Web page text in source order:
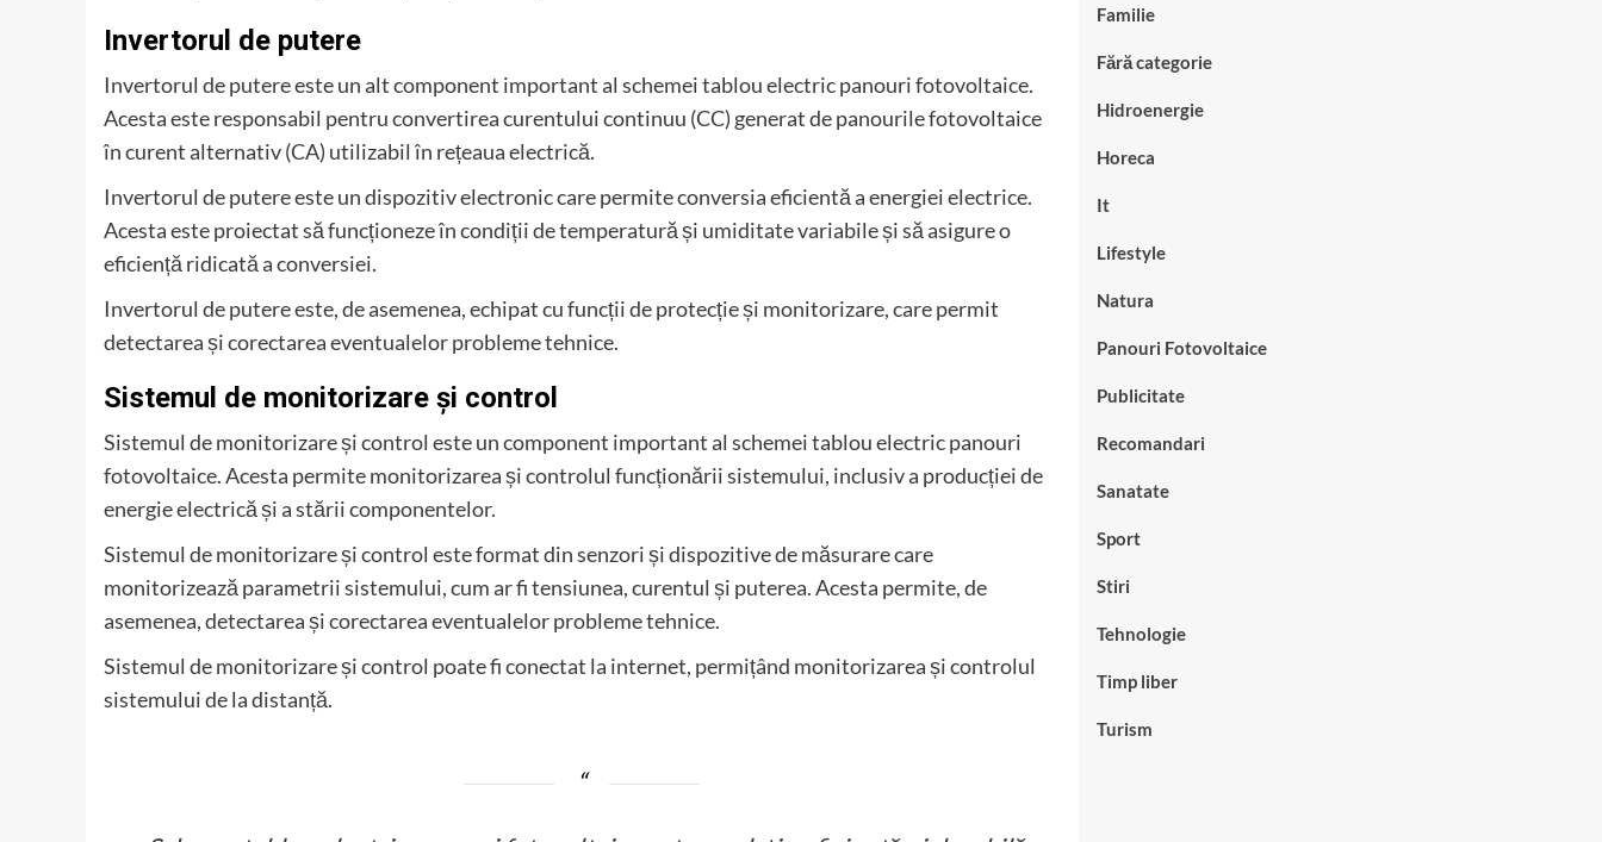
Invertorul de putere
Invertorul de putere este un alt component important al schemei tablou electric panouri fotovoltaice.
Acesta este responsabil pentru convertirea curentului continuu (CC) generat de panourile fotovoltaice
în curent alternativ (CA) utilizabil în rețeaua electrică.
Invertorul de putere este un dispozitiv electronic care permite conversia eficientă a energiei electrice.
Acesta este proiectat să funcționeze în condiții de temperatură și umiditate variabile și să asigure o
eficiență ridicată a conversiei.
Invertorul de putere este, de asemenea, echipat cu funcții de protecție și monitorizare, care permit
detectarea și corectarea eventualelor probleme tehnice.
Sistemul de monitorizare și control
Sistemul de monitorizare și control este un component important al schemei tablou electric panouri
fotovoltaice. Acesta permite monitorizarea și controlul funcționării sistemului, inclusiv a producției de
energie electrică și a stării componentelor.
Sistemul de monitorizare și control este format din senzori și dispozitive de măsurare care
monitorizează parametrii sistemului, cum ar fi tensiunea, curentul și puterea. Acesta permite, de
asemenea, detectarea și corectarea eventualelor probleme tehnice.
Sistemul de monitorizare și control poate fi conectat la internet, permițând monitorizarea și controlul
sistemului de la distanță.
Familie
Fără categorie
Hidroenergie
Horeca
It
Lifestyle
Natura
Panouri Fotovoltaice
Publicitate
Recomandari
Sanatate
Sport
Stiri
Tehnologie
Timp liber
Turism